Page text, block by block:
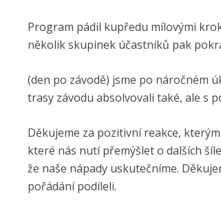
Program pádil kupředu mílovými
několik skupinek účastníků pak
(den po závodě) jsme po náročném
trasy závodu absolvovali také, ale s
Děkujeme za pozitivní reakce,
které nás nutí přemýšlet o dalších
že naše nápady uskutečníme.
pořádání podíleli.